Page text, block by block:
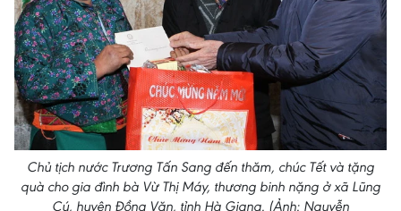
Chủ tịch nước Trương Tấn Sang đến thăm, chúc Tết và tặng
quà cho gia đình bà Vừ Thị Máy, thương binh nặng ở xã Lũng
Cú, huyện Đồng Văn, tỉnh Hà Giang. (Ảnh: Nguyễn